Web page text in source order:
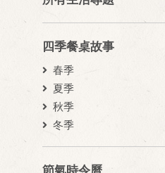
四季餐桌故事
春季
夏季
秋季
冬季